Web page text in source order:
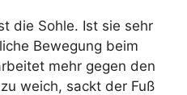
die Sohle. Ist sie sehr
Bewegung beim
mehr gegen den
weich, sackt der Fuß